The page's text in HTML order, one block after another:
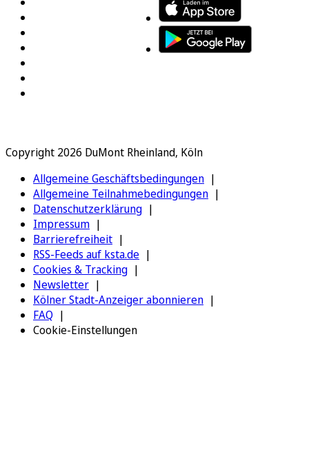
Copyright 2026 DuMont Rheinland, Köln
Allgemeine Geschäftsbedingungen
Allgemeine Teilnahmebedingungen
Datenschutzerklärung
Impressum
Barrierefreiheit
RSS-Feeds auf ksta.de
Cookies & Tracking
Newsletter
Kölner Stadt-Anzeiger abonnieren
FAQ
Cookie-Einstellungen